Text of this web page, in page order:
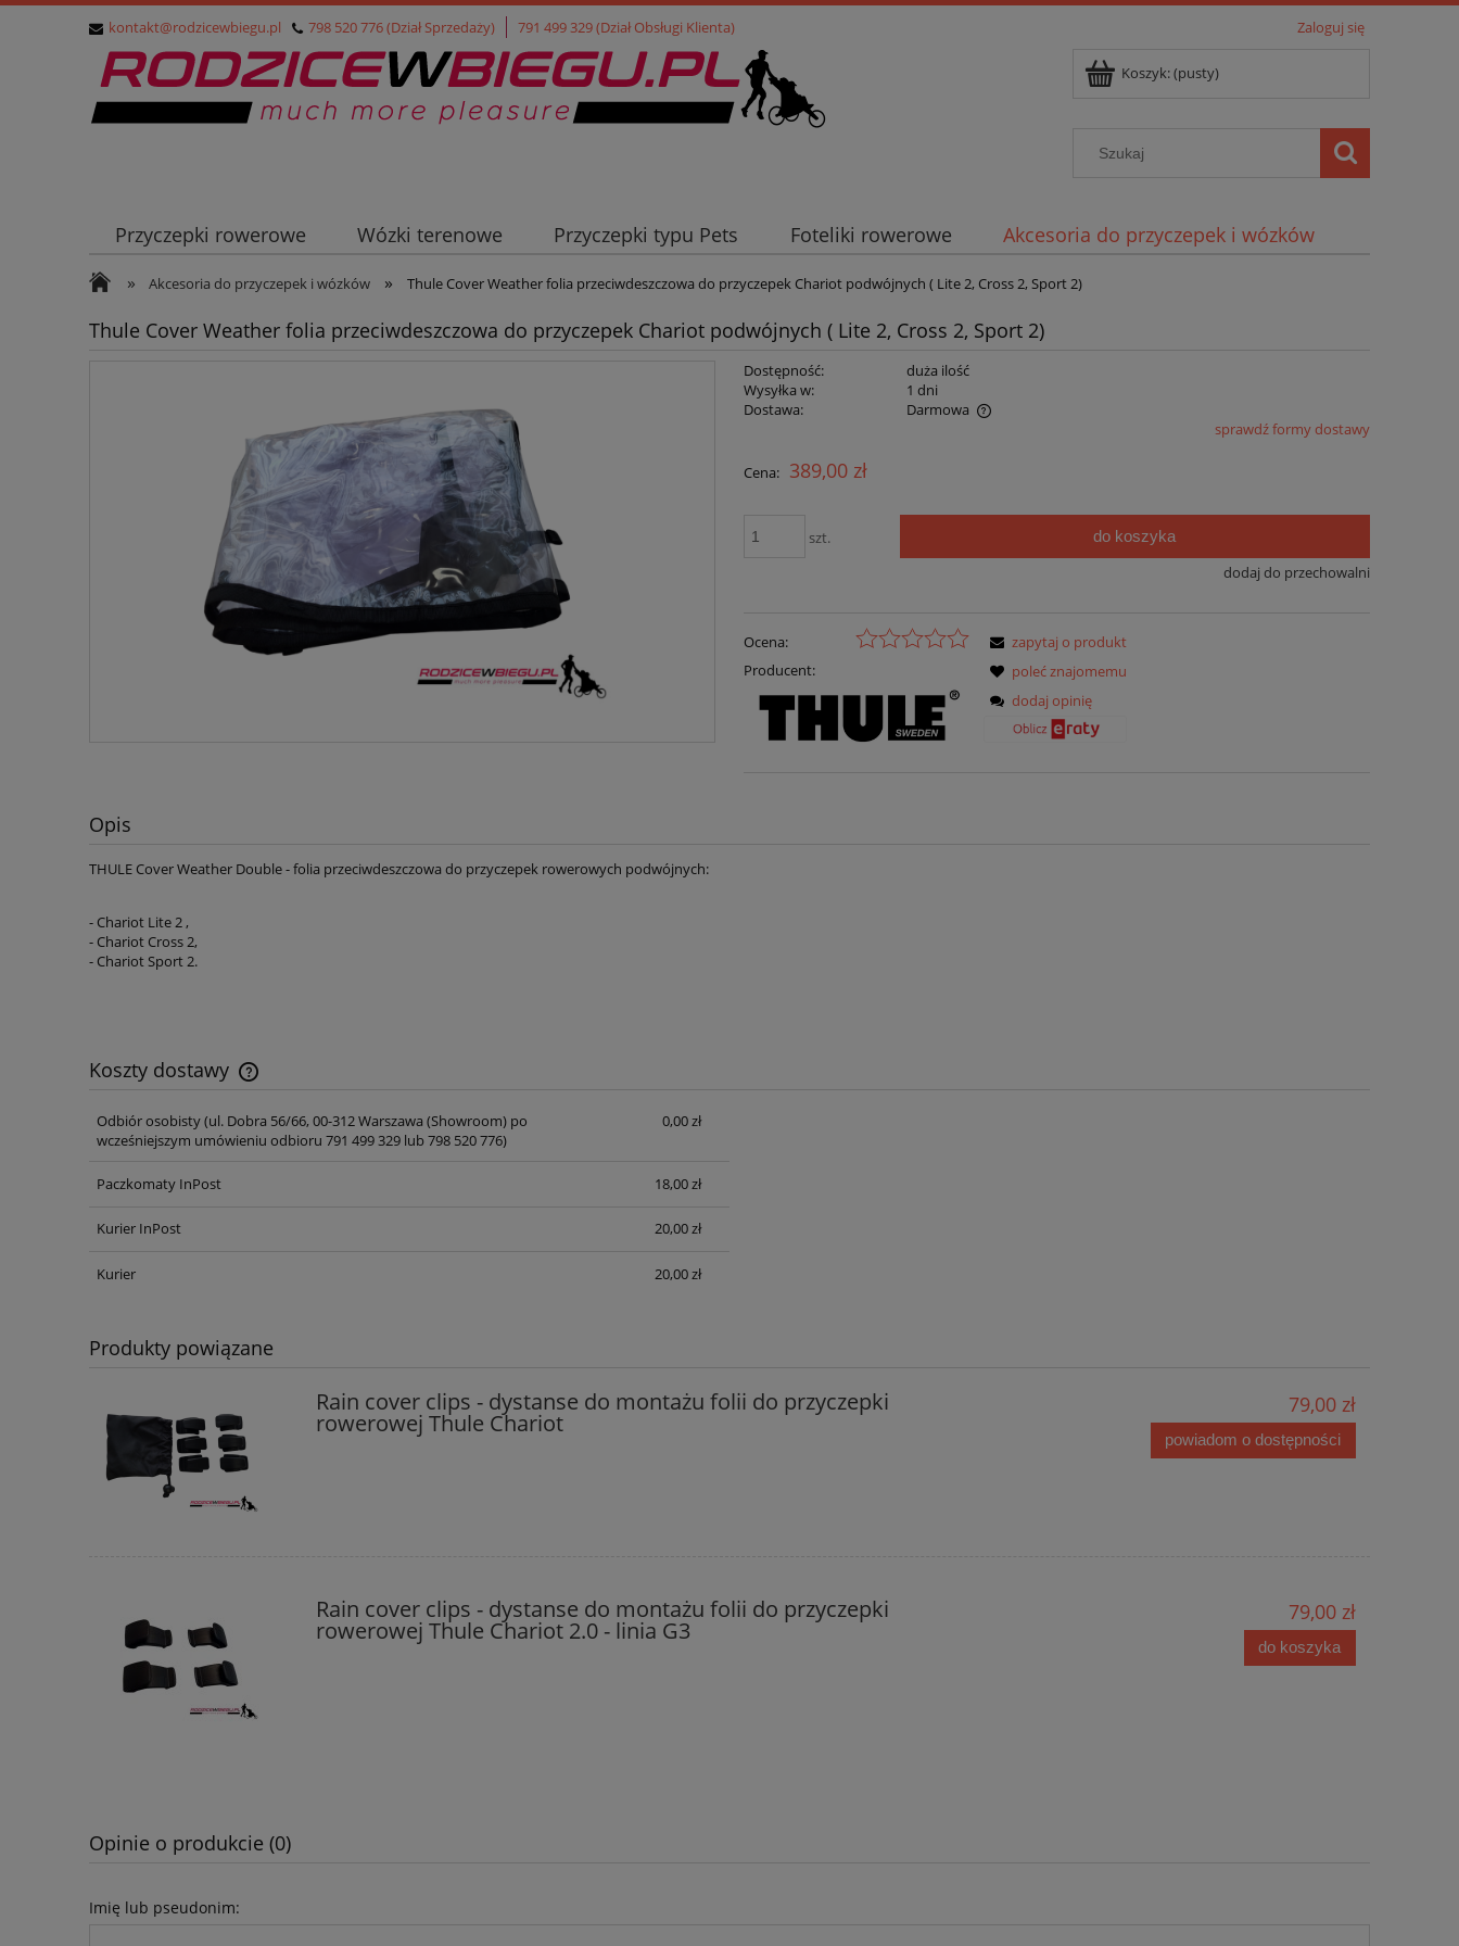
kontakt@rodzicewbiegu.pl 798 520 776 (Dział Sprzedaży) 791 499 329 (Dział Obsługi Klienta) Zaloguj się
Koszyk:(pusty)
Przyczepki rowerowe Wózki terenowe Przyczepki typu Pets Foteliki rowerowe
Akcesoria do przyczepek i wózków
Przyczepki turystyczne (cargo)
Nosidła turystyczne
» Akcesoria do przyczepek i wózków » Thule Cover Weather folia przeciwdeszczowa do przyczepek Chariot podwójnych ( Lite 2, Cross 2, Sport 2)
Thule Cover Weather folia przeciwdeszczowa do przyczepek Chariot podwójnych ( Lite 2, Cross 2, Sport 2)
Dostępność:
duża ilość
Wysyłka w:
1 dni
Dostawa:
Darmowa
płatności
sprawdź formy dostawy
Cena: 389,00 zł
szt. do koszyka
dodaj do przechowalni
Ocena:
Producent:
zapytaj o produkt
poleć znajomemu
dodaj opinię
Opis
THULE Cover Weather Double - folia przeciwdeszczowa do przyczepek rowerowych podwójnych:
- Chariot Lite 2 ,
- Chariot Cross 2,
- Chariot Sport 2.
Koszty dostawy
Cena nie zawiera ewentualnych kosztów
płatności
Odbiór osobisty(ul. Dobra 56/66, 00-312 Warszawa (Showroom) po
wcześniejszym umówieniu odbioru 791 499 329 lub 798 520 776)
0,00 zł
Paczkomaty InPost 18,00 zł
Kurier InPost 20,00 zł
Kurier 20,00 zł
Produkty powiązane
Rain cover clips - dystanse do montażu folii do przyczepki
rowerowej Thule Chariot
79,00 zł
powiadom o dostępności
Rain cover clips - dystanse do montażu folii do przyczepki
rowerowej Thule Chariot 2.0 - linia G3
79,00 zł
do koszyka
Opinie o produkcie (0)
Imię lub pseudonim: